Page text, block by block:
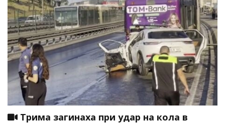
Трима загинаха при удар на кола в